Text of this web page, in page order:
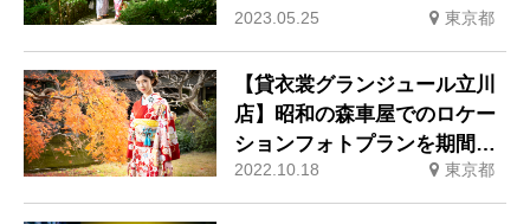
2023.05.25 東京都
【貸衣裳グランジュール立川
店】昭和の森車屋でのロケー
ションフォトプランを期間限
定
2022.10.18 東京都